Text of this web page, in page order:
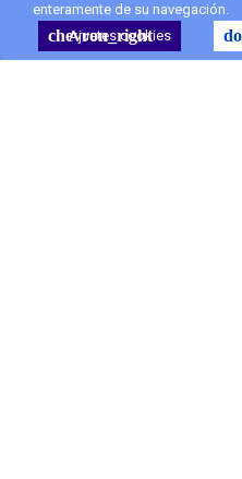
enteramente de su navegación.
chevron_right
Ajustes cookies